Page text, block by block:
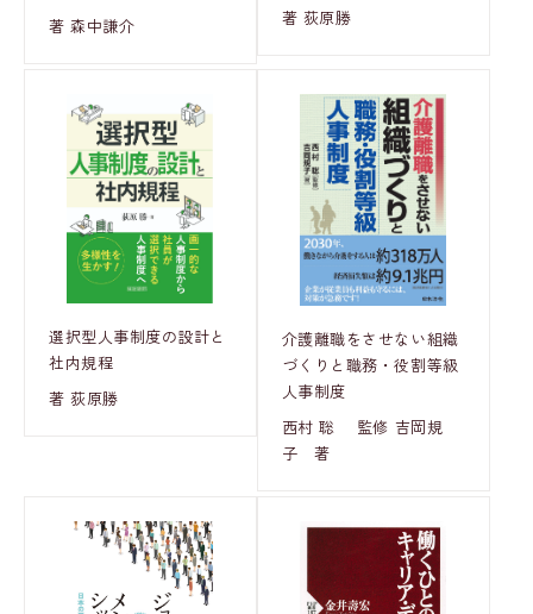
著 森中謙介
著 荻原勝
選択型人事制度の設計と
社内規程
著 荻原勝
介護離職をさせない組織
づくりと職務・役割等級
人事制度
西村 聡 監修 吉岡規
子 著